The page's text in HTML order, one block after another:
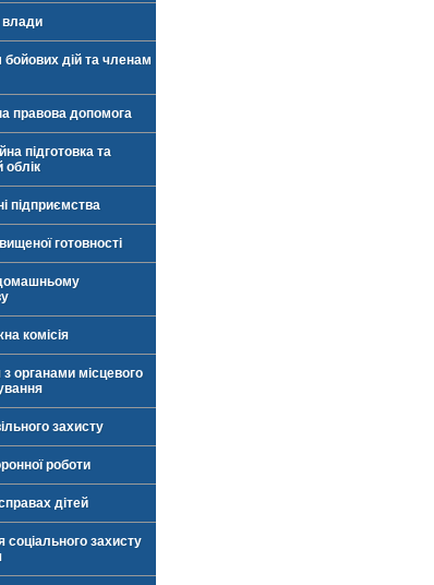
бойових дій та членам
правова допомога
підготовка та
облік
підприємства
готовності
комісія
з органами місцевого
захисту
роботи
дітей
соціального захисту